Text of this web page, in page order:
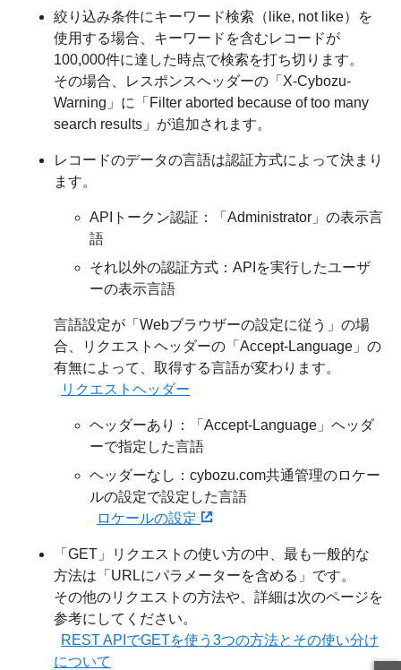
絞り込み条件にキーワード検索（like, not like）を
使用する場合、キーワードを含むレコードが
100,000件に達した時点で検索を打ち切ります。
その場合、レスポンスヘッダーの「X-Cybozu-
Warning」に「Filter aborted because of too many
search results」が追加されます。
レコードのデータの言語は認証方式によって決まり
ます。
APIトークン認証：「Administrator」の表示言
語
それ以外の認証方式：APIを実行したユーザ
ーの表示言語
言語設定が「Webブラウザーの設定に従う」の場
合、リクエストヘッダーの「Accept-Language」の
有無によって、取得する言語が変わります。
リクエストヘッダー
ヘッダーあり：「Accept-Language」ヘッダ
ーで指定した言語
ヘッダーなし：cybozu.com共通管理のロケー
ルの設定で設定した言語
ロケールの設定
「GET」リクエストの使い方の中、最も一般的な
方法は「URLにパラメーターを含める」です。
その他のリクエストの方法や、詳細は次のページを
参考にしてください。
REST APIでGETを使う3つの方法とその使い分け
について